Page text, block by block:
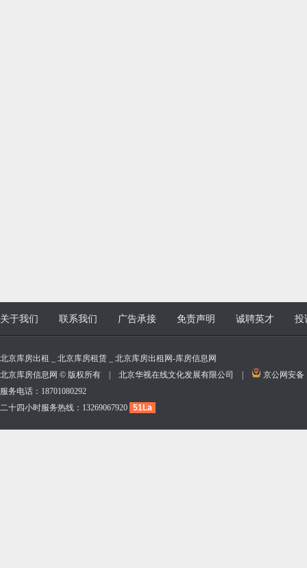
关于我们 联系我们 广告承接 免责声明 诚聘英才 投
北京库房出租 _ 北京库房租赁 _ 北京库房出租网-库房信息网
北京库房信息网 © 版权所有 | 北京华视在线文化发展有限公司 |
京公网安备
服务电话：18701080292
二十四小时服务热线：13269067920 51La